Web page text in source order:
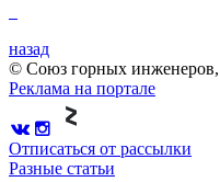
назад
© Союз горных инженеров,
Реклама на портале
Отписаться от рассылки
Разные статьи